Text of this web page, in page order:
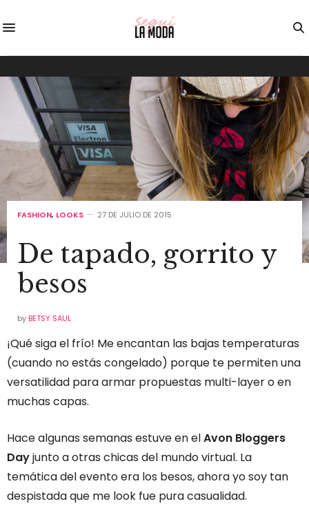
FASHION, LOOKS 27 DE JULIO DE 2015
De tapado, gorrito y
besos
by BETSY SAUL
¡Qué siga el frío! Me encantan las bajas temperaturas
(cuando no estás congelado) porque te permiten una
versatilidad para armar propuestas multi-layer o en
muchas capas.
Hace algunas semanas estuve en elAvon Bloggers
Dayjunto a otras chicas del mundo virtual. La
temática del evento era los besos, ahora yo soy tan
despistada que me look fue pura casualidad.